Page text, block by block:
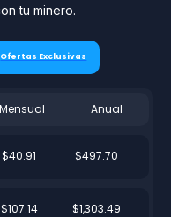
tu minero.
Ofertas Exclusivas
Mensual Anual
$40.91 $497.70
$107.14 $1,303.49